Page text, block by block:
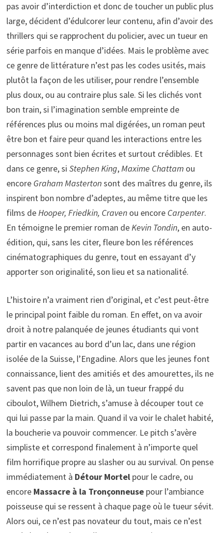
pas avoir d’interdiction et donc de toucher un public plus
large, décident d’édulcorer leur contenu, afin d’avoir des
thrillers qui se rapprochent du policier, avec un tueur en
série parfois en manque d’idées. Mais le problème avec
ce genre de littérature n’est pas les codes usités, mais
plutôt la façon de les utiliser, pour rendre l’ensemble
plus doux, ou au contraire plus sale. Si les clichés vont
bon train, si l’imagination semble empreinte de
références plus ou moins mal digérées, un roman peut
être bon et faire peur quand les interactions entre les
personnages sont bien écrites et surtout crédibles. Et
dans ce genre, si Stephen King,Maxime Chattamou
encore Graham Mastertonsont des maîtres du genre, ils
inspirent bon nombre d’adeptes, au même titre que les
films deHooper, Friedkin, Cravenou encore Carpenter.
En témoigne le premier roman deKevin Tondin, en auto-
édition, qui, sans les citer, fleure bon les références
cinématographiques du genre, tout en essayant d’y
apporter son originalité, son lieu et sa nationalité.
L’histoire n’a vraiment rien d’original, et c’est peut-être
le principal point faible du roman. En effet, on va avoir
droit à notre palanquée de jeunes étudiants qui vont
partir en vacances au bord d’un lac, dans une région
isolée de la Suisse, l’Engadine. Alors que les jeunes font
connaissance, lient des amitiés et des amourettes, ils ne
savent pas que non loin de là, un tueur frappé du
ciboulot, Wilhem Dietrich, s’amuse à découper tout ce
qui lui passe par la main. Quand il va voir le chalet habité,
la boucherie va pouvoir commencer. Le pitch s’avère
simpliste et correspond finalement à n’importe quel
film horrifique propre au slasher ou au survival. On pense
immédiatement à Détour Mortelpour le cadre, ou
encore Massacre à la Tronçonneusepour l’ambiance
poisseuse qui se ressent à chaque page où le tueur sévit.
Alors oui, ce n’est pas novateur du tout, mais ce n’est